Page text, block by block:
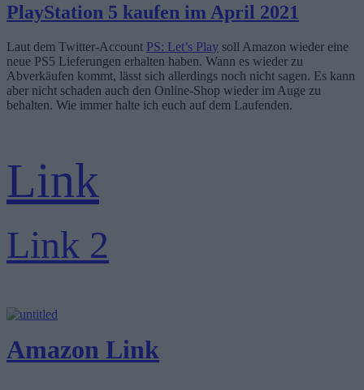
PlayStation 5 kaufen im April 2021
Laut dem Twitter-Account PS: Let’s Play soll Amazon wieder eine
neue PS5 Lieferungen erhalten haben. Wann es wieder zu
Abverkäufen kommt, lässt sich allerdings noch nicht sagen. Es kann
aber nicht schaden auch den Online-Shop wieder im Auge zu
behalten. Wie immer halte ich euch auf dem Laufenden.
Link
Link 2
Amazon Link